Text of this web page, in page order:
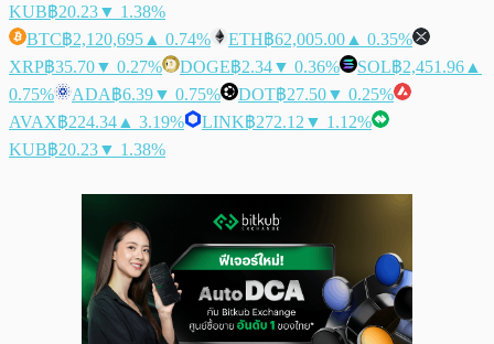
KUB฿20.23▼ 1.38%
BTC฿2,120,695 ▲ 0.74% ETH฿62,005.00 ▲ 0.35%
XRP฿35.70▼ 0.27% DOGE฿2.34▼ 0.36% SOL฿2,451.96 ▲
0.75%
ADA฿6.39▼ 0.75% DOT฿27.50▼ 0.25%
AVAX฿224.34 ▲ 3.19% LINK฿272.12 ▼ 1.12%
KUB฿20.23▼ 1.38%